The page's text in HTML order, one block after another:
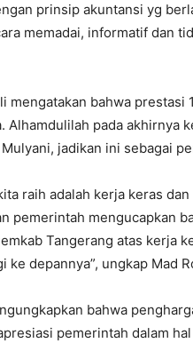
prinsip akuntansi yg
memadai, informatif dan
mengatakan bahwa
Alhamdulilah pada akhirnya
jadikan ini sebagai
raih adalah kerja keras
pemerintah mengucapkan
Tangerang atas kerja
depannya”, ungkap Mad
bahwa
pemerintah dalam